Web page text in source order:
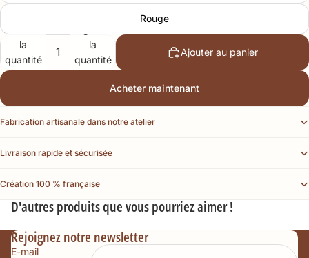
Rouge
Diminuer
la
quantité
la
quantité
Ajouter au panier
Acheter maintenant
Fabrication artisanale dans notre atelier
Livraison rapide et sécurisée
Création 100 % française
D'autres produits que vous pourriez aimer !
Rejoignez notre newsletter
E-mail